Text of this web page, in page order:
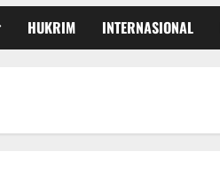
HUKRIM INTERNASIONAL